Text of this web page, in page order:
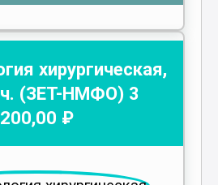
хирургическая,
(ЗЕТ-НМФО) 3
200,00 ₽